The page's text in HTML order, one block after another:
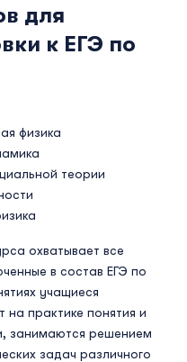
для
к ЕГЭ по
физика
теории
охватывает все
в состав ЕГЭ по
учащиеся
на практике понятия и
занимаются решением
задач различного